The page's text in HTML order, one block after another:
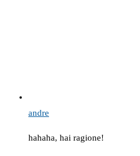
andre
hahaha, hai ragione!